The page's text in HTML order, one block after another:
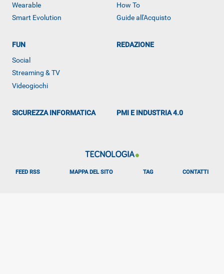
Wearable
Smart Evolution
How To
Guide all'Acquisto
FUN
Social
Streaming & TV
Videogiochi
REDAZIONE
SICUREZZA INFORMATICA PMI E INDUSTRIA 4.0
FEED RSS MAPPA DEL SITO TAG CONTATTI